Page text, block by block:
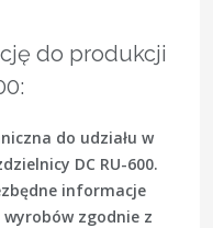
do produkcji
do udziału w
DC RU-600.
informacje
zgodnie z